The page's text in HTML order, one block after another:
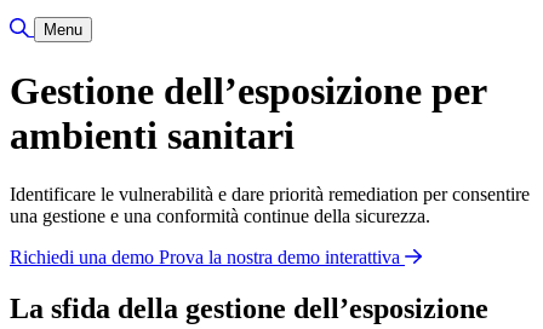
Attiva/disattiva ricerca
Menu
Gestione dell’esposizione per
ambienti sanitari
Identificare le vulnerabilità e dare priorità remediation per consentire
una gestione e una conformità continue della sicurezza.
Richiedi una demo Prova la nostra demo interattiva
La sfida della gestione dell’esposizione